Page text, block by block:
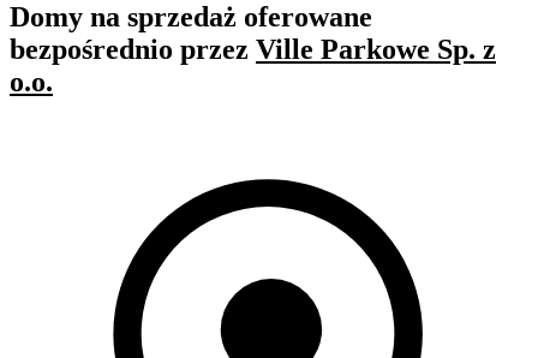
Domy na sprzedaż oferowane
bezpośrednio przez Ville Parkowe Sp. z
o.o.